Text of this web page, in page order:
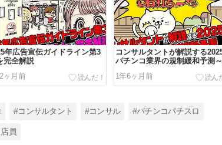
年広告宣伝ガイドライン第3
完全解説
ヶ月前
コンサルタントが解説する
パチンコ業界の規制緩和予測
1年6ヶ月前
#コンサルタント #コンサル #パチンコパチスロ
員